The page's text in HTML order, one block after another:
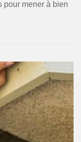
pour mener à bien